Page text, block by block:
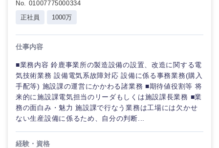
技術職
Webサー
ビス・制
作、ゲー
ム
技
職
（モ
技術職（モノづくり）
メディカル
不動産専門職
建設・施工管理
小売・通販・外食
IT・通信
WEBサービス
コンサル・シンクタンク
広告・宣伝・印刷
フルリモート
No. 01007775000334
正社員
1000万
仕事内容
■業務内容 鈴鹿事業所の製造設備の設置、改造に関する電
気技術業務 設備電気系故障対応 設備に係る事務業務(購入
手配等) 施設課の運営にかかわる諸業務 ■期待値役割等 将
来的に施設課電気担当のリーダもしくは施設課長業務 ■業
務の面白み・魅力 施設課で行なう業務は工場には欠かせ
ない生産設備に係るため、自分の判断...
経験・資格